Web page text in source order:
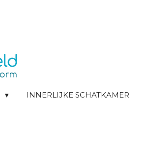
INNERLIJKE SCHATKAMER